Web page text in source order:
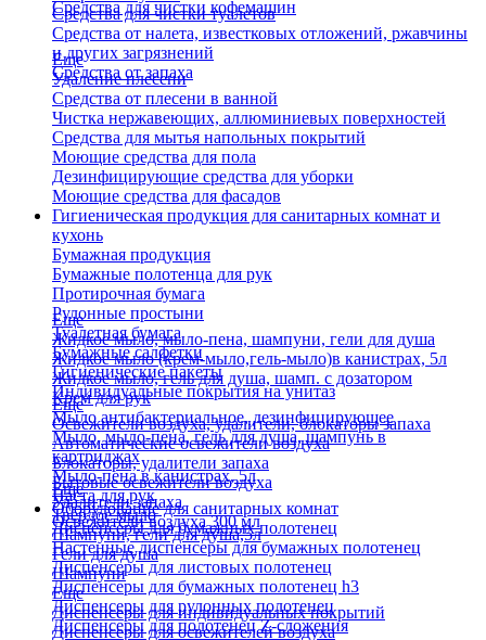
Средства для чистки кофемашин
Средства для чистки туалетов
Средства от налета, известковых отложений, ржавчины
и других загрязнений
Средства от запаха
Еще
Удаление плесени
Средства от плесени в ванной
Чистка нержавеющих, аллюминиевых поверхностей
Средства для мытья напольных покрытий
Моющие средства для пола
Дезинфицирующие средства для уборки
Моющие средства для фасадов
Гигиеническая продукция для санитарных комнат и
кухонь
Бумажная продукция
Бумажные полотенца для рук
Протирочная бумага
Рулонные простыни
Туалетная бумага
Бумажные салфетки
Гигиенические пакеты
Индивидуальные покрытия на унитаз
Еще
Жидкое мыло, мыло-пена, шампуни, гели для душа
Жидкое мыло (крем-мыло,гель-мыло)в канистрах, 5л
Жидкое мыло, гель для душа, шамп. с дозатором
Крем для рук
Мыло антибактериальное, дезинфицирующее
Мыло, мыло-пена, гель для душа, шампунь в
картриджах
Мыло-пена в канистрах, 5л
Паста для рук
Твердое мыло
Шампуни, гели для душа,5л
Гели для душа
Шампуни
Еще
Освежители воздуха, удалители, блокаторы запаха
Автоматические освежители воздуха
Блокаторы, удалители запаха
Бытовые освежители воздуха
Удалители запаха
Освежители воздуха 300 мл
Еще
Оборудование для санитарных комнат
Диспенсеры для бумажных полотенец
Настенные диспенсеры для бумажных полотенец
Диспенсеры для листовых полотенец
Диспенсеры для бумажных полотенец h3
Диспенсеры для рулонных полотенец
Диспенсеры для полотенец Z-сложения
Еще
Диспенсеры для индивидуальных покрытий
Диспенсеры для освежителей воздуха